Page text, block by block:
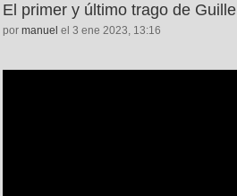
El primer y último trago de Guille
por manuel el 3 ene 2023, 13:16